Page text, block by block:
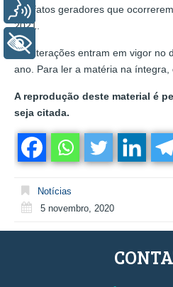
aos fatos geradores que
2021.
As alterações entram em vigor no
ano. Para ler a matéria na íntegra,
A reprodução deste material é
seja citada.
Notícias
5 novembro, 2020
Voz